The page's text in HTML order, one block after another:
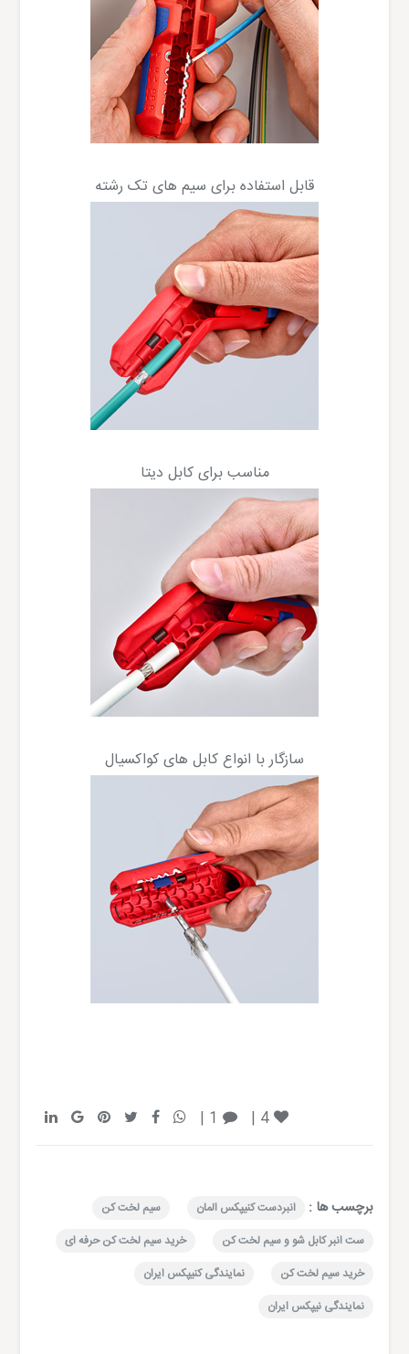
قابل استفاده برای سیم های تک رشته
مناسب برای کابل دیتا
سازگار با انواع کابل های کواکسیال
4
|
برچسب ها : انبردست کنیپکس المان
سیم لخت کن
ست انبر کابل شو و سیم لخت کن
خرید سیم لخت کن حرفه ای
خرید سیم لخت کن
نمایندگی کنیپکس ایران
نمایندگی نیپکس ایران